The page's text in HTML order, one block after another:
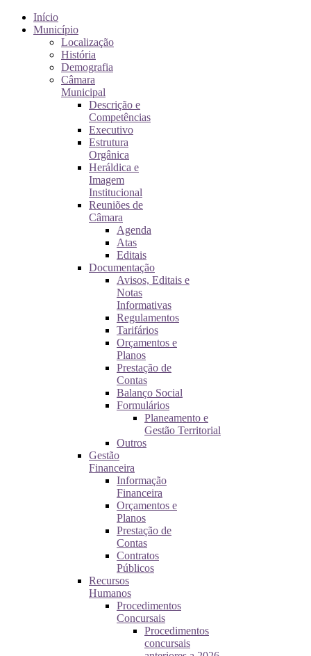
Início
Município
Localização
História
Demografia
Câmara
Municipal
Descrição e
Competências
Executivo
Estrutura
Orgânica
Heráldica e
Imagem
Institucional
Reuniões de
Câmara
Agenda
Atas
Editais
Documentação
Avisos, Editais e
Notas
Informativas
Regulamentos
Tarifários
Orçamentos e
Planos
Prestação de
Contas
Balanço Social
Formulários
Planeamento e
Gestão Territorial
Outros
Gestão
Financeira
Informação
Financeira
Orçamentos e
Planos
Prestação de
Contas
Contratos
Públicos
Recursos
Humanos
Procedimentos
Concursais
Procedimentos
concursais